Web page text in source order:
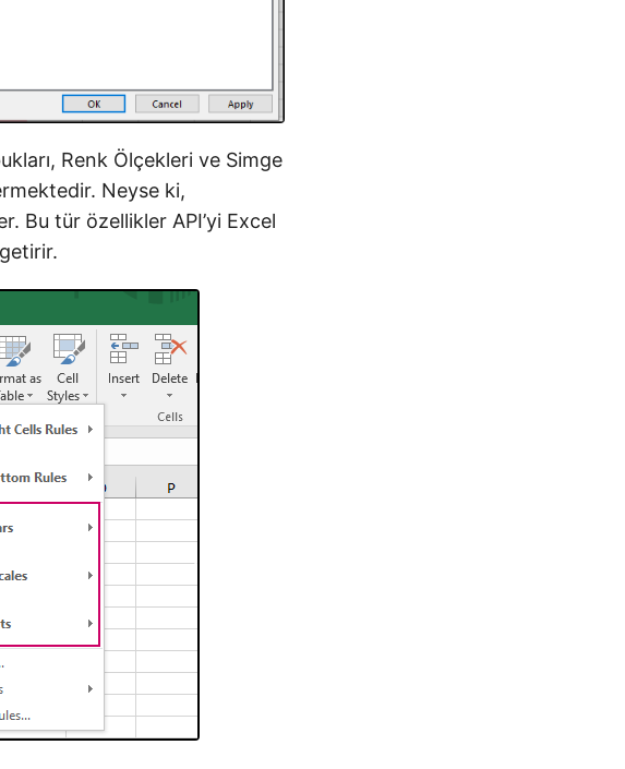
Renk Ölçekleri ve Simge
Neyse ki,
Bu tür özellikler API’yi Excel